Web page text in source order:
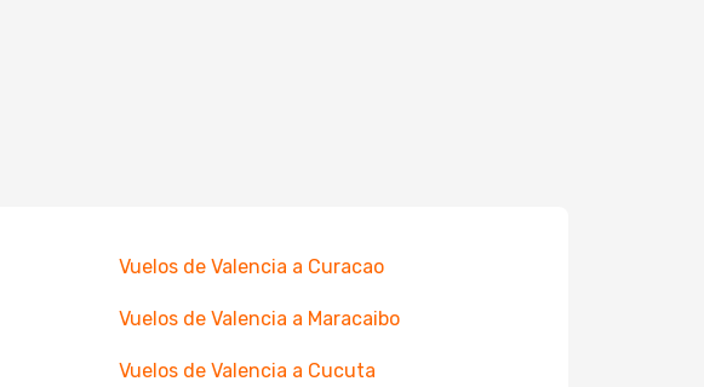
Vuelos de Valencia a Curacao
Vuelos de Valencia a Maracaibo
Vuelos de Valencia a Cucuta